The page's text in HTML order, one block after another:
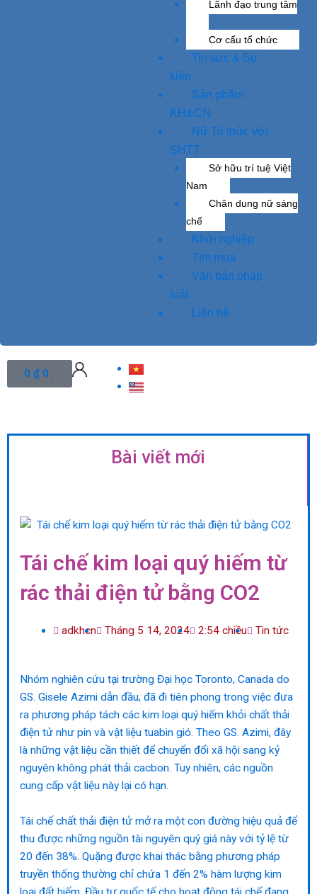
Lãnh đạo trung tâm
Cơ cấu tổ chức
Tin sức & Sự
kiện
Sản phẩm
KH&CN
Nữ Tri thức với
SHTT
Sở hữu trí tuệ Việt
Nam
Chân dung nữ sáng
chế
Khởi nghiệp
Tìm mua
Văn bản pháp
luật
Liên hệ
0 ₫ 0
Cart
Bài viết mới
Tái chế kim loại quý hiếm từ
rác thải điện tử bằng CO2
adkhcn Tháng 5 14, 2024 2:54 chiều Tin tức
Nhóm nghiên cứu tại trường Đại học Toronto, Canada do
GS. Gisele Azimi dẫn đầu, đã đi tiên phong trong việc đưa
ra phương pháp tách các kim loại quý hiếm khỏi chất thải
điện tử như pin và vật liệu tuabin gió. Theo GS. Azimi, đây
là những vật liệu cần thiết để chuyển đổi xã hội sang kỷ
nguyên không phát thải cacbon. Tuy nhiên, các nguồn
cung cấp vật liệu này lại có hạn.
Tái chế chất thải điện tử mở ra một con đường hiệu quả để
thu được những nguồn tài nguyên quý giá này với tỷ lệ từ
20 đến 38%. Quặng được khai thác bằng phương pháp
truyền thống thường chỉ chứa 1 đến 2% hàm lượng kim